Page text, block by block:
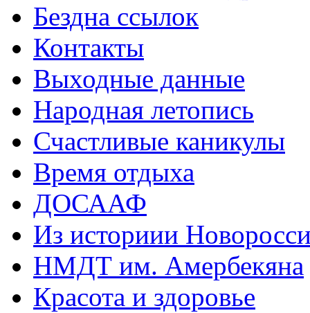
Бездна ссылок
Контакты
Выходные данные
Народная летопись
Счастливые каникулы
Время отдыха
ДОСААФ
Из историии
НМДТ им. Амербекяна
Красота и здоровье